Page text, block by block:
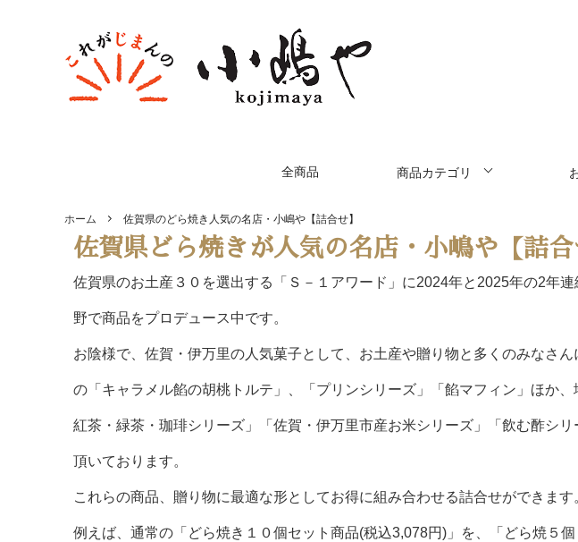
全商品 商品カテゴリ
ホーム 佐賀県のどら焼き人気の名店・小嶋や【詰合せ】
佐賀県どら焼きが人気の名店・小嶋や【詰合
佐賀県のお土産３０を選出する「Ｓ－１アワード」に2024年と2025年の2年
野で商品をプロデュース中です。
お陰様で、佐賀・伊万里の人気菓子として、お土産や贈り物と多くのみなさ
の「キャラメル餡の胡桃トルテ」、「プリンシリーズ」「餡マフィン」ほか
紅茶・緑茶・珈琲シリーズ」「佐賀・伊万里市産お米シリーズ」「飲む酢シ
頂いております。
これらの商品、贈り物に最適な形としてお得に組み合わせる詰合せができます
例えば、通常の「どら焼き１０個セット商品(税込3,078円)」を、「どら焼５